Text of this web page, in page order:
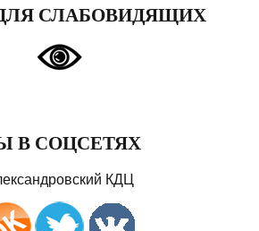
СЛАБОВИДЯЩИХ
В СОЦСЕТЯХ
КДЦ